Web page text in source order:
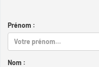
Prénom :
Nom :